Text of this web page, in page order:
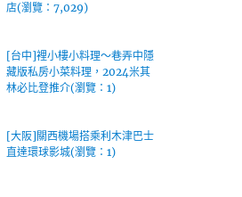
店(瀏覽：7,029)
[台中]裡小樓小料理～巷弄中隱
藏版私房小菜料理，2024米其
林必比登推介(瀏覽：1)
[大阪]關西機場搭乘利木津巴士
直達環球影城(瀏覽：1)